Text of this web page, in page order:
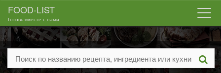
FOOD-LIST
Готовь вместе с нами